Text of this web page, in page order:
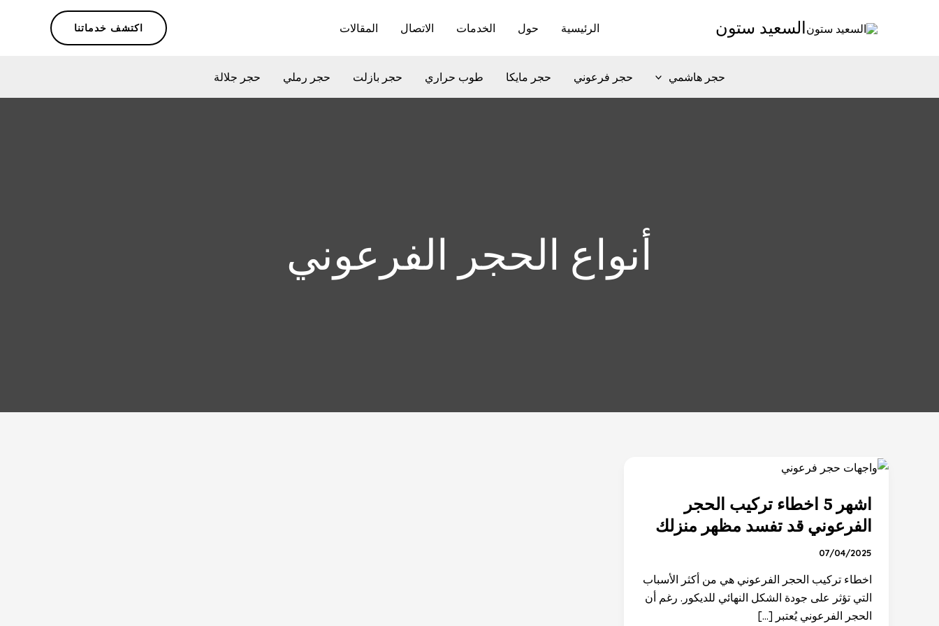
السعيد ستون الرئيسية حول الخدمات الاتصال المقالات اكتشف خدماتنا
حجر هاشمي حجر فرعوني حجر مايكا طوب حراري حجر بازلت حجر رملي حجر جلالة
أنواع الحجر الفرعوني
اشهر 5 اخطاء تركيب الحجر
الفرعوني قد تفسد مظهر منزلك
07/04/2025
اخطاء تركيب الحجر الفرعوني هي من أكثر الأسباب
التي تؤثر على جودة الشكل النهائي للديكور. رغم أن
الحجر الفرعوني يُعتبر […]
اشهر
اخطاء
تركيب
الحجر
الفرعوني
قد
تفسد
مظهر